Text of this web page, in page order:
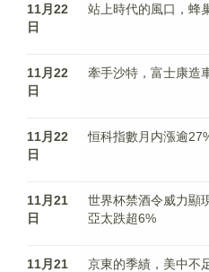
11月22
日
站上時代的風口，蜂
11月22
日
牽手沙特，富士康造
11月22
日
恒科指數月内漲逾
11月21
日
世界杯禁酒令威力顯
亞太跌超6%
11月21
京東的季績，美中不